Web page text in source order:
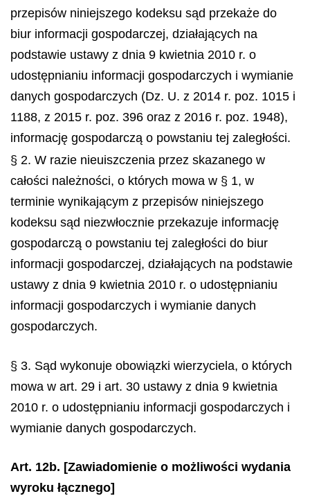
przepisów niniejszego kodeksu sąd przekaże do
biur informacji gospodarczej, działających na
podstawie ustawy z dnia 9 kwietnia 2010 r. o
udostępnianiu informacji gospodarczych i wymianie
danych gospodarczych (Dz. U. z 2014 r. poz. 1015 i
1188, z 2015 r. poz. 396 oraz z 2016 r. poz. 1948),
informację gospodarczą o powstaniu tej zaległości.
§ 2. W razie nieuiszczenia przez skazanego w
całości należności, o których mowa w § 1, w
terminie wynikającym z przepisów niniejszego
kodeksu sąd niezwłocznie przekazuje informację
gospodarczą o powstaniu tej zaległości do biur
informacji gospodarczej, działających na podstawie
ustawy z dnia 9 kwietnia 2010 r. o udostępnianiu
informacji gospodarczych i wymianie danych
gospodarczych.
§ 3. Sąd wykonuje obowiązki wierzyciela, o których
mowa w art. 29 i art. 30 ustawy z dnia 9 kwietnia
2010 r. o udostępnianiu informacji gospodarczych i
wymianie danych gospodarczych.
Art. 12b. [Zawiadomienie o możliwości wydania
wyroku łącznego]